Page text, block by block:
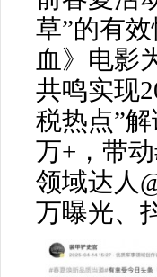
草”的有
血》电影
共鸣实现
税热点”
万+，带
领域达人
万曝光、